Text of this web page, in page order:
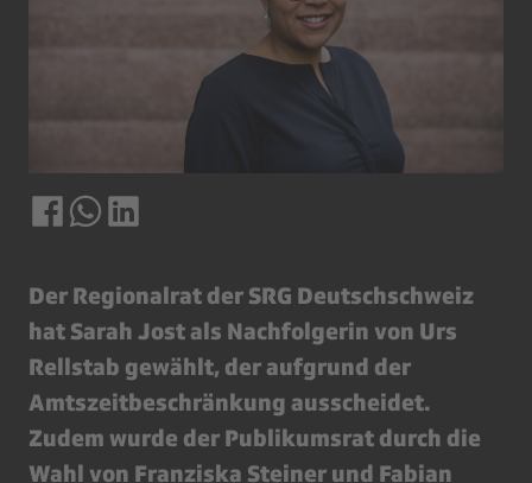
Der Regionalrat der SRG Deutschschweiz
hat Sarah Jost als Nachfolgerin von Urs
Rellstab gewählt, der aufgrund der
Amtszeitbeschränkung ausscheidet.
Zudem wurde der Publikumsrat durch die
Wahl von Franziska Steiner und Fabian